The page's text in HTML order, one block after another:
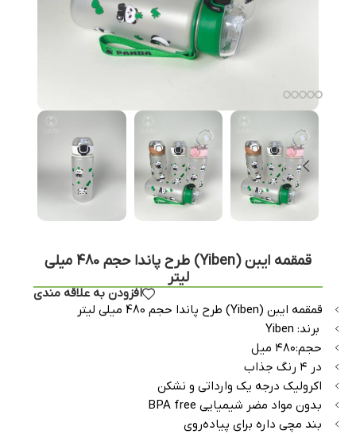
قمقمه ایبن (Yiben) طرح پاندا حجم 480 میلی
لیتر
افزودن به علاقه مندی
قمقمه ایبن (Yiben) طرح پاندا حجم 480 میلی لیتر
️ برند: Yiben
حجم:۴۸۰ میل
در ۴ رنگ جذاب
اکرولیک درجه یک وارداتی و نشکن
بدون مواد مضر شیمیایی BPA free
بند مچی داره برای پیاده‌روی